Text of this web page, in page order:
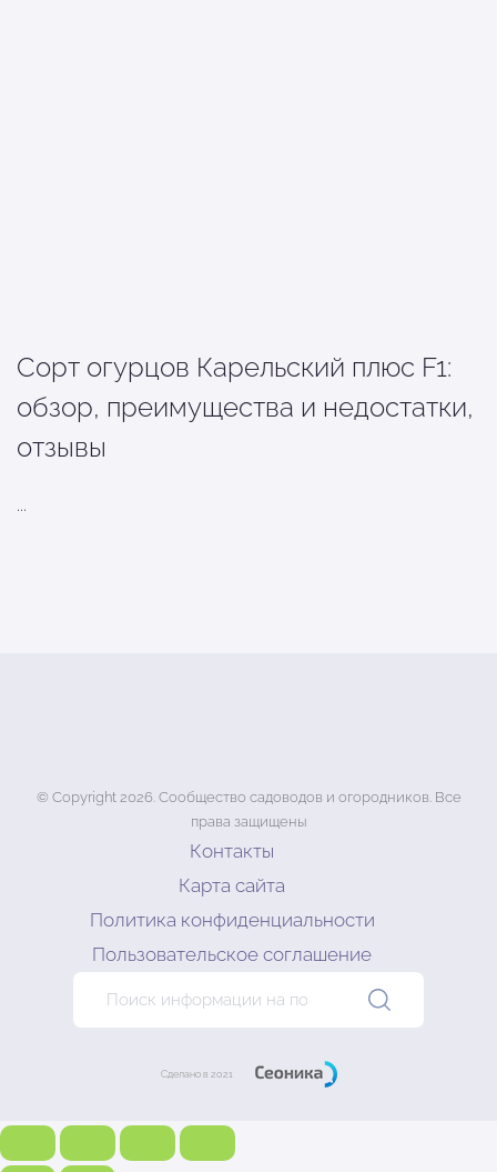
Сорт огурцов Карельский плюс F1:
обзор, преимущества и недостатки,
отзывы
...
© Copyright 2026. Cообщество садоводов и огородников. Все
права защищены
Контакты
Карта сайта
Политика конфиденциальности
Пользовательское соглашение
Сделано в 2021